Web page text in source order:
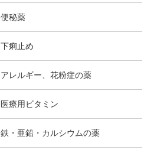
便秘薬
下痢止め
アレルギー、花粉症の薬
医療用ビタミン
鉄・亜鉛・カルシウムの薬